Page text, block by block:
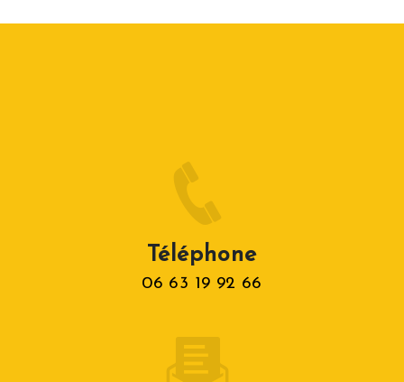
Téléphone
06 63 19 92 66